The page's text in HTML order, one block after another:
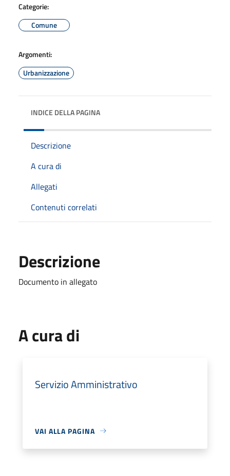
Categorie:
Comune
Argomenti:
Urbanizzazione
INDICE DELLA PAGINA
Descrizione
A cura di
Allegati
Contenuti correlati
Descrizione
Documento in allegato
A cura di
Servizio Amministrativo
VAI ALLA PAGINA